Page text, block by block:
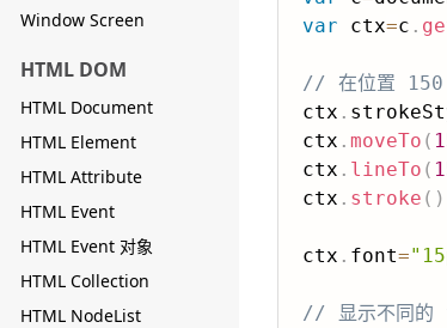
Window Screen
HTML DOM
HTML Document
HTML Element
HTML Attribute
HTML Event
HTML Event 对象
HTML Collection
HTML NodeList
var ctx=c .
// 在位置 150
ctx .
ctx . moveTo (
ctx . lineTo (
ctx . stroke ( )
ctx . font=
// 显示不同